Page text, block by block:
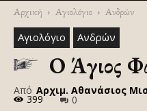
Αρχική Αγιολόγιο Ανδρών
Αγιολόγιο Ανδρών
Ο Άγιος
Από Αρχιμ. Αθανάσιος
399 0